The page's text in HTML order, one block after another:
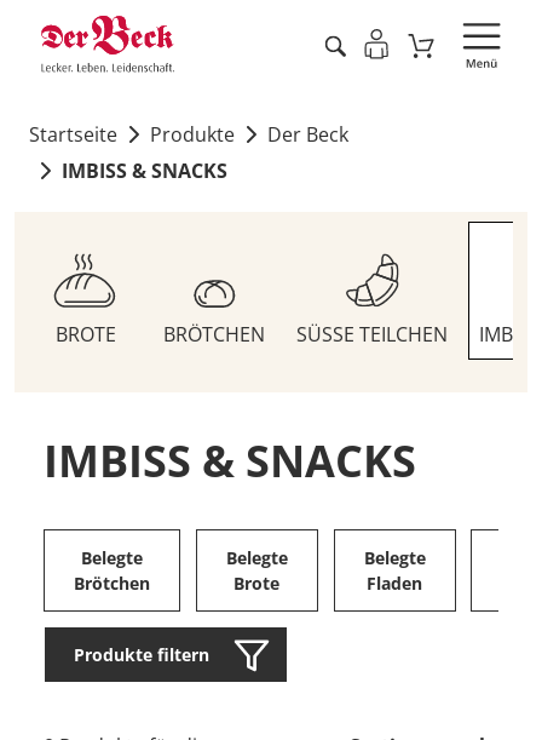
Startseite Produkte
Der Beck
IMBISS & SNACKS
BROTE BRÖTCHEN SÜSSE TEILCHEN
IMBISS & SNACKS
Belegte
Brötchen
Belegte
Brote
Belegte
Fladen
Produkte filtern